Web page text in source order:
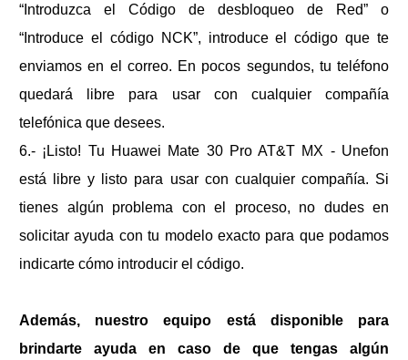
“Introduzca el Código de desbloqueo de Red” o
“Introduce el código NCK”, introduce el código que te
enviamos en el correo. En pocos segundos, tu teléfono
quedará libre para usar con cualquier compañía
telefónica que desees.
6.- ¡Listo! Tu Huawei Mate 30 Pro AT&T MX - Unefon
está libre y listo para usar con cualquier compañía. Si
tienes algún problema con el proceso, no dudes en
solicitar ayuda con tu modelo exacto para que podamos
indicarte cómo introducir el código.
Además, nuestro equipo está disponible para
brindarte ayuda en caso de que tengas algún